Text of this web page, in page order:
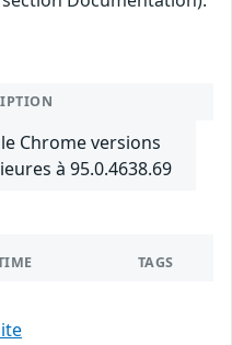
Chrome versions
à 95.0.4638.69
TAGS